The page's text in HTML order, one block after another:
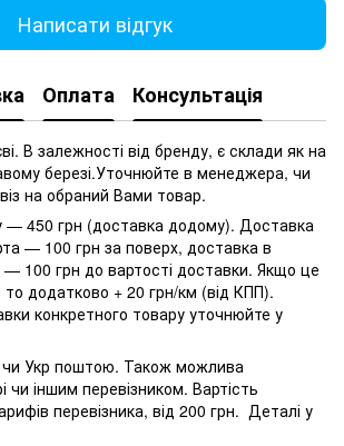
Написати відгук
Оплата Консультація
В залежності від бренду, є склади як на
березі.Уточнюйте в менеджера, чи
на обраний Вами товар.
— 450 грн (доставка додому). Доставка
— 100 грн за поверх, доставка в
— 100 грн до вартості доставки. Якщо це
то додатково + 20 грн/км (від КПП).
конкретного товару уточнюйте у
чи Укр поштою. Також можлива
чи іншим перевізником. Вартість
перевізника, від 200 грн. Деталі у